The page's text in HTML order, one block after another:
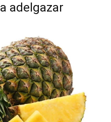
adelgazar